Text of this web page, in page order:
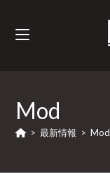
Mod
> 最新情報 > Mod